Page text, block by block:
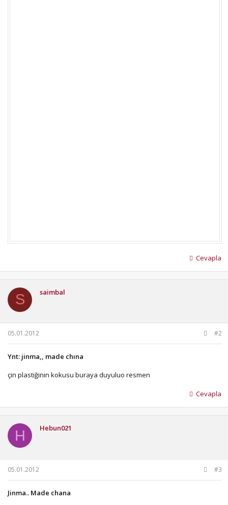
Cevapla
S saimbal
05.01.2012 #2
Ynt: jinma,, made chına
çin plastiğinin kokusu buraya duyuluo resmen
Cevapla
H Hebun021
05.01.2012 #3
Jinma.. Made chana